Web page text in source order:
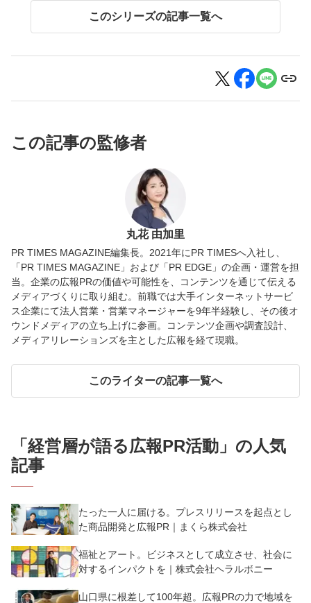
このシリーズの記事一覧へ
この記事の監修者
丸花 由加里
PR TIMES MAGAZINE編集長。2021年にPR TIMESへ入社し、
「PR TIMES MAGAZINE」および「PR EDGE」の企画・運営を担
当。企業の広報PRの価値や可能性を、コンテンツを通じて伝える
メディアづくりに取り組む。前職では大手インターネットサービ
ス企業にて法人営業・営業マネージャーを9年半経験し、その後オ
ウンドメディアの立ち上げに参画。コンテンツ企画や調査設計、
メディアリレーションズを主とした広報を経て現職。
このライターの記事一覧へ
「 経営層が語る広報PR活動 」の人気
記事
たった一人に届ける。プレスリリースを起点とし
た商品開発と広報PR｜まくら株式会社
福祉とアート。ビジネスとして成立させ、社会に
対するインパクトを｜株式会社ヘラルボニー
山口県に根差して100年超。広報PRの力で地域を